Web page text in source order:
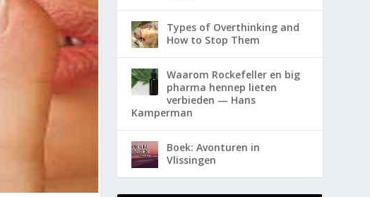
Types of Overthinking and
How to Stop Them
Waarom Rockefeller en big
pharma hennep lieten
verbieden — Hans
Kamperman
Boek: Avonturen in
Vlissingen